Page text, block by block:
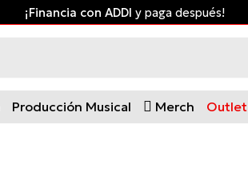
¡Financia con ADDI y paga después!
Producción Musical Merch Outlet